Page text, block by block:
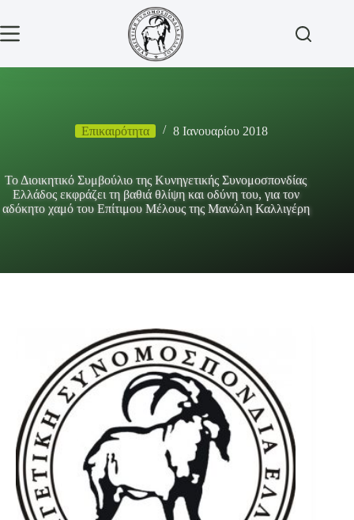
περιεχόμενο
Επικαιρότητα 8 Ιανουαρίου 2018
Το Διοικητικό Συμβούλιο της Κυνηγετικής Συνομοσπονδίας
Ελλάδος εκφράζει τη βαθιά θλίψη και οδύνη του, για τον
αδόκητο χαμό του Επίτιμου Μέλους της Μανώλη Καλλιγέρη